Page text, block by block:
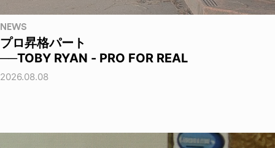
NEWS
プロ昇格パート
──TOBY RYAN - PRO FOR REAL
2026.08.08